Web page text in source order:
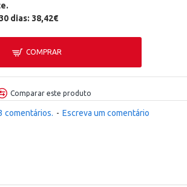
comentários. - Escreva um comentário
dias: 38,42€
COMPRAR
Comparar este produto